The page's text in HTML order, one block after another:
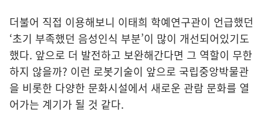
더불어 직접 이용해보니 이태희 학예연구관이 언급했던
‘초기 부족했던 음성인식 부분’이 많이 개선되어있기도
했다. 앞으로 더 발전하고 보완해간다면 그 역할이 무한
하지 않을까? 이런 로봇기술이 앞으로 국립중앙박물관
을 비롯한 다양한 문화시설에서 새로운 관람 문화를 열
어가는 계기가 될 것 같다.